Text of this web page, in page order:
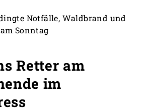
Notfälle, Waldbrand und
Sonntag
Retter am
im